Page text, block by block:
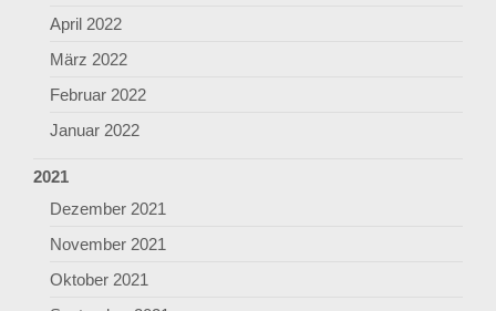
April 2022
März 2022
Februar 2022
Januar 2022
2021
Dezember 2021
November 2021
Oktober 2021